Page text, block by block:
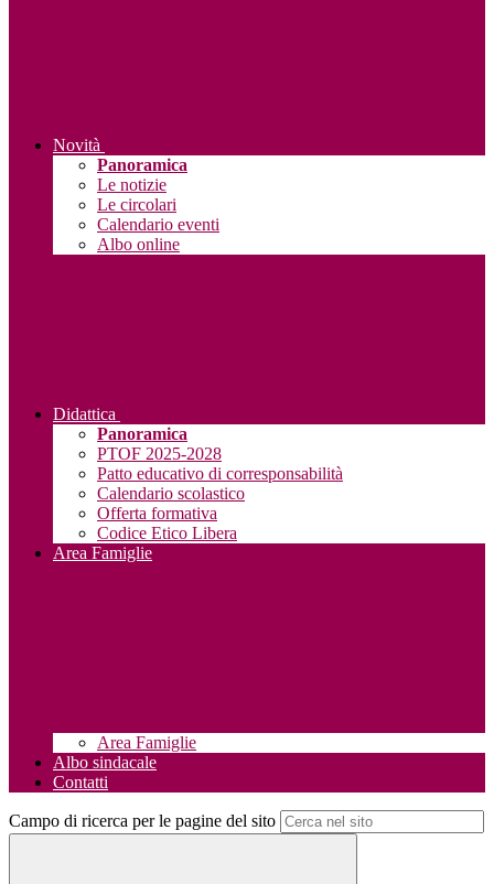
Novità
Panoramica
Le notizie
Le circolari
Calendario eventi
Albo online
Didattica
Panoramica
PTOF 2025-2028
Patto educativo di corresponsabilità
Calendario scolastico
Offerta formativa
Codice Etico Libera
Area Famiglie
Area Famiglie
Albo sindacale
Contatti
Campo di ricerca per le pagine del sito